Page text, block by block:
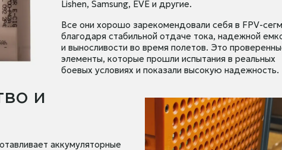
Lishen, Samsung, EVE и другие.
Все они хорошо зарекомендовали себя в FPV-
благодаря стабильной отдаче тока, надежной
и выносливости во время полетов. Это
элементы, которые прошли испытания в реальных
боевых условиях и показали высокую надежность.
и
аккумуляторные